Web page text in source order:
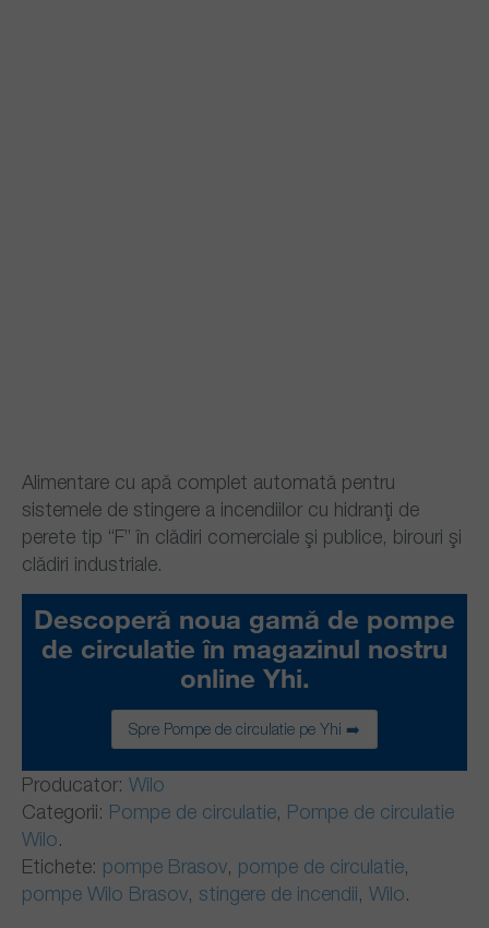
Alimentare cu apă complet automată pentru
sistemele de stingere a incendiilor cu hidranţi de
perete tip “F” în clădiri comerciale şi publice, birouri şi
clădiri industriale.
Descoperă noua gamă de pompe
de circulatie în magazinul nostru
online Yhi.
Spre Pompe de circulatie pe Yhi ➡️
Producator: Wilo
Categorii: Pompe de circulatie, Pompe de circulatie
Wilo.
Etichete: pompe Brasov, pompe de circulatie,
pompe Wilo Brasov, stingere de incendii, Wilo.